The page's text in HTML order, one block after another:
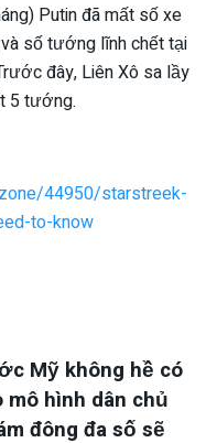
Putin đã mất số xe
số tướng lĩnh chết tại
đây, Liên Xô sa lầy
5 tướng.
44950/starstreek-
to-know
Mỹ không hề có
hình dân chủ
đông đa số sẽ